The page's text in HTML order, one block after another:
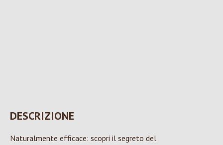
DESCRIZIONE
Naturalmente efficace: scopri il segreto del